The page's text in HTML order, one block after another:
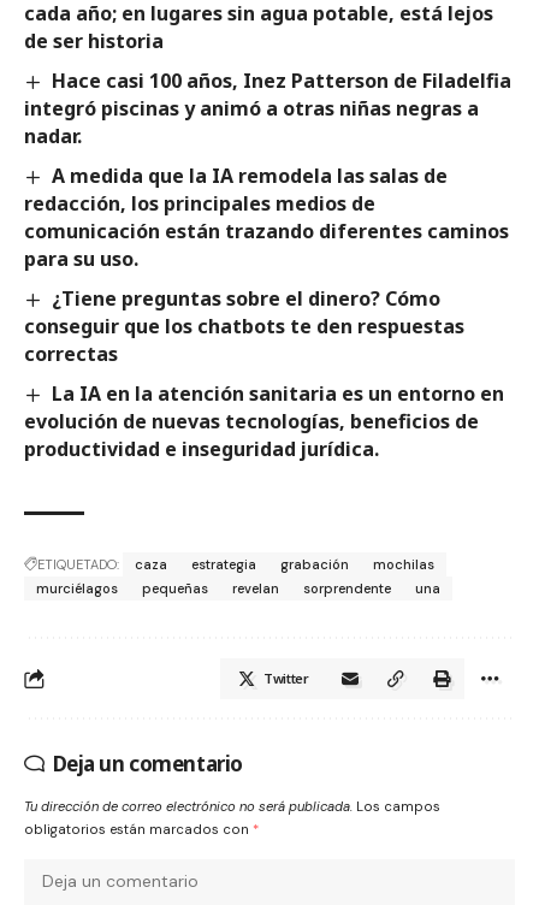
cada año; en lugares sin agua potable, está lejos
de ser historia
Hace casi 100 años, Inez Patterson de Filadelfia
integró piscinas y animó a otras niñas negras a
nadar.
A medida que la IA remodela las salas de
redacción, los principales medios de
comunicación están trazando diferentes caminos
para su uso.
¿Tiene preguntas sobre el dinero? Cómo
conseguir que los chatbots te den respuestas
correctas
La IA en la atención sanitaria es un entorno en
evolución de nuevas tecnologías, beneficios de
productividad e inseguridad jurídica.
ETIQUETADO: caza estrategia grabación
mochilas
murciélagos
pequeñas revelan sorprendente una
Twitter
Deja un comentario
Tu dirección de correo electrónico no será publicada. Los campos
obligatorios están marcados con *